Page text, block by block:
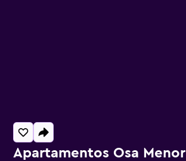
Apartamentos Osa Menor